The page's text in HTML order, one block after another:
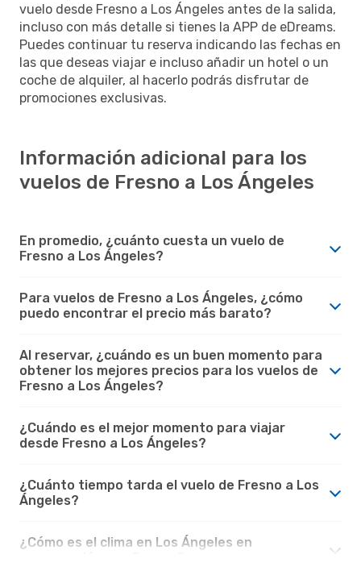
vuelo desde Fresno a Los Ángeles antes de la salida,
incluso con más detalle si tienes la APP de eDreams.
Puedes continuar tu reserva indicando las fechas en
las que deseas viajar e incluso añadir un hotel o un
coche de alquiler, al hacerlo podrás disfrutar de
promociones exclusivas.
Información adicional para los
vuelos de Fresno a Los Ángeles
En promedio, ¿cuánto cuesta un vuelo de
Fresno a Los Ángeles?
Para vuelos de Fresno a Los Ángeles, ¿cómo
puedo encontrar el precio más barato?
Al reservar, ¿cuándo es un buen momento para
obtener los mejores precios para los vuelos de
Fresno a Los Ángeles?
¿Cuándo es el mejor momento para viajar
desde Fresno a Los Ángeles?
¿Cuánto tiempo tarda el vuelo de Fresno a Los
Ángeles?
¿Cómo es el clima en Los Ángeles en